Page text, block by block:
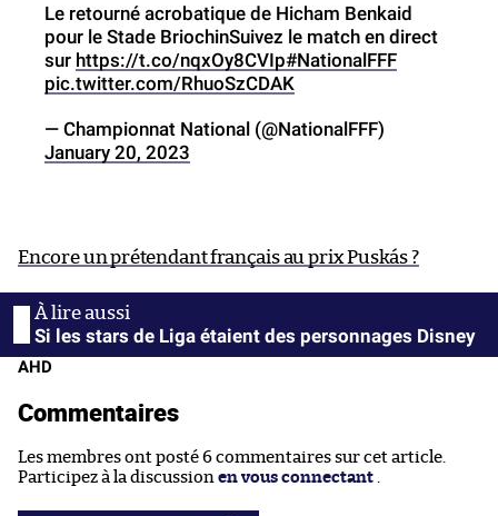
Le retourné acrobatique de Hicham Benkaid
pour le Stade BriochinSuivez le match en direct
sur https://t.co/nqxOy8CVIp#NationalFFF
pic.twitter.com/RhuoSzCDAK
— Championnat National (@NationalFFF)
January 20, 2023
Encore un prétendant français au prix Puskás ?
Si les stars de Liga étaient des personnages Disney
AHD
Commentaires
Les membres ont posté 6 commentaires sur cet article.
Participez à la discussion en vous connectant